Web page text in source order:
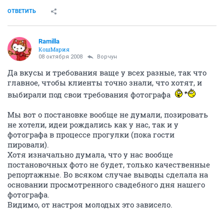
ОТВЕТИТЬ
Ramilla
КошМария
08 октября 2008 Ворчун
Да вкусы и требования ваще у всех разные, так что
главное, чтобы клиенты точно знали, что хотят, и
выбирали под свои требования фотографа
Мы вот о постановке вообще не думали, позировать
не хотели, идеи рождались как у нас, так и у
фотографа в процессе прогулки (пока гости
пировали).
Хотя изначально думала, что у нас вообще
постановочных фото не будет, только качественные
репортажные. Во всяком случае выводы сделала на
основании просмотренного свадебного дня нашего
фотографа.
Видимо, от настроя молодых это зависело.